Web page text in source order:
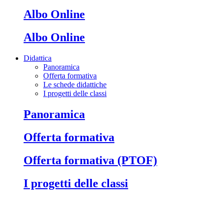
Albo Online
Albo Online
Didattica
Panoramica
Offerta formativa
Le schede didattiche
I progetti delle classi
Panoramica
Offerta formativa
Offerta formativa (PTOF)
I progetti delle classi